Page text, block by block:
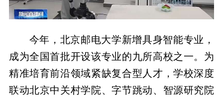
今年，北京邮电大学新增具身智能专业，
成为全国首批开设该专业的九所高校之一。为
精准培育前沿领域紧缺复合型人才，学校深度
联动北京中关村学院、字节跳动、智源研究院